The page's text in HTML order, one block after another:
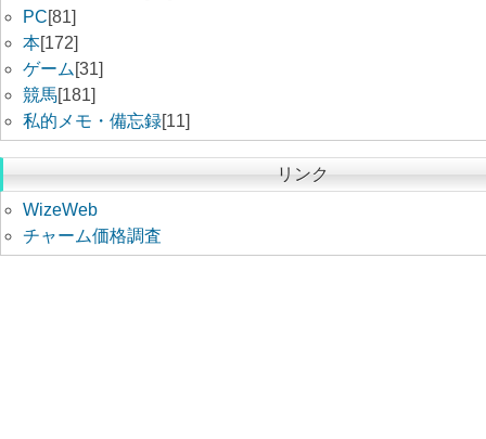
PC[81]
本[172]
ゲーム [31]
競馬[181]
私的メモ・備忘録[11]
リンク
WizeWeb
チャーム価格調査